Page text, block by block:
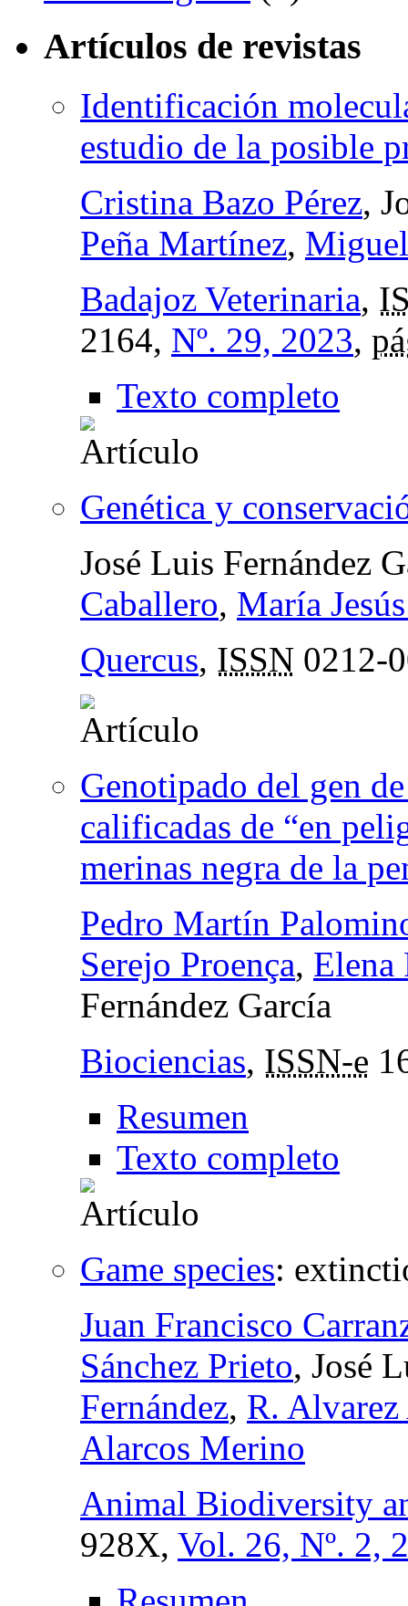
Artículos de revistas
Identificación
estudio de la posible
Cristina Bazo Pérez,
Peña Martínez,
Badajoz Veterinaria,
2164, Nº. 29, 2023,
Texto completo
Genética y
José Luis Fernández
Caballero, María
Quercus, ISSN 0212-
Genotipado del gen
calificadas de “en
merinas negra de la
Pedro Martín
Serejo Proença, Elena
Fernández García
Biociencias, ISSN-e
Resumen
Texto completo
Game species:
Juan Francisco
Sánchez Prieto, José
Fernández, R.
Alarcos Merino
Animal Biodiversity
928X, Vol. 26, Nº. 2,